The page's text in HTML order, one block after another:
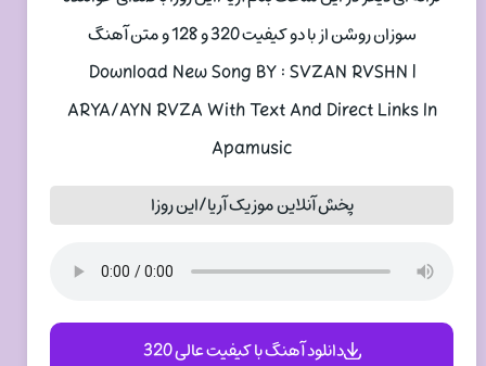
سوزان روشن از با دو کیفیت 320 و 128 و متن آهنگ
Download New Song BY : SVZAN RVSHN |
ARYA/AYN RVZA With Text And Direct Links In
Apamusic
پخش آنلاین موزیک آریا/این روزا
دانلود آهنگ با کیفیت عالی 320